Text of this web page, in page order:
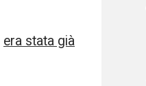
era stata già